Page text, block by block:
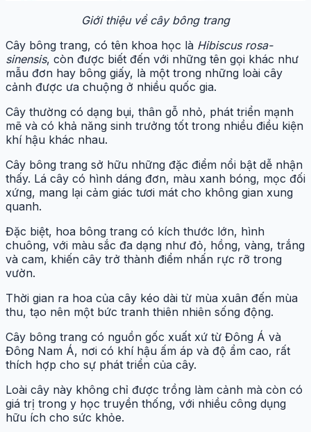
Giới thiệu về cây bông trang
Cây bông trang, có tên khoa học là Hibiscus rosa-
sinensis, còn được biết đến với những tên gọi khác như
mẫu đơn hay bông giấy, là một trong những loài cây
cảnh được ưa chuộng ở nhiều quốc gia.
Cây thường có dạng bụi, thân gỗ nhỏ, phát triển mạnh
mẽ và có khả năng sinh trưởng tốt trong nhiều điều kiện
khí hậu khác nhau.
Cây bông trang sở hữu những đặc điểm nổi bật dễ nhận
thấy. Lá cây có hình dáng đơn, màu xanh bóng, mọc đối
xứng, mang lại cảm giác tươi mát cho không gian xung
quanh.
Đặc biệt, hoa bông trang có kích thước lớn, hình
chuông, với màu sắc đa dạng như đỏ, hồng, vàng, trắng
và cam, khiến cây trở thành điểm nhấn rực rỡ trong
vườn.
Thời gian ra hoa của cây kéo dài từ mùa xuân đến mùa
thu, tạo nên một bức tranh thiên nhiên sống động.
Cây bông trang có nguồn gốc xuất xứ từ Đông Á và
Đông Nam Á, nơi có khí hậu ấm áp và độ ẩm cao, rất
thích hợp cho sự phát triển của cây.
Loài cây này không chỉ được trồng làm cảnh mà còn có
giá trị trong y học truyền thống, với nhiều công dụng
hữu ích cho sức khỏe.